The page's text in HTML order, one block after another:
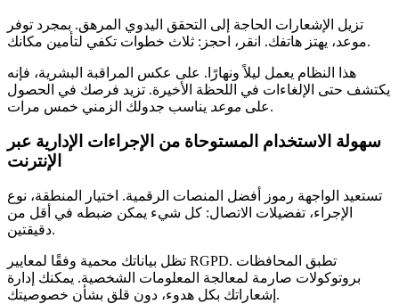
تزيل الإشعارات الحاجة إلى التحقق اليدوي المرهق. بمجرد توفر
موعد، يهتز هاتفك. انقر، احجز: ثلاث خطوات تكفي لتأمين مكانك.
هذا النظام يعمل ليلاً ونهارًا. على عكس المراقبة البشرية، فإنه
يكتشف حتى الإلغاءات في اللحظة الأخيرة. تزيد فرصك في الحصول
على موعد يناسب جدولك الزمني خمس مرات.
سهولة الاستخدام المستوحاة من الإجراءات الإدارية عبر
الإنترنت
تستعيد الواجهة رموز أفضل المنصات الرقمية. اختيار المنطقة، نوع
الإجراء، تفضيلات الاتصال: كل شيء يمكن ضبطه في أقل من
دقيقتين.
تظل بياناتك محمية وفقًا لمعايير RGPD. تطبق المحافظات
بروتوكولات صارمة لمعالجة المعلومات الشخصية. يمكنك إدارة
إشعاراتك بكل هدوء، دون قلق بشأن خصوصيتك.